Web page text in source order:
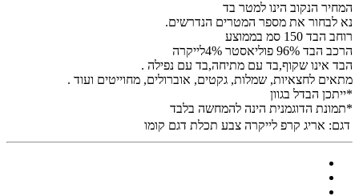
המחיר הנקוב הינו למטר בד
נא לבחור את מספר המטרים הנדרשים.
רוחב הבד 150 סמ בממוצע
הרכב הבד 96% פוליאסטר 4%לייקרה
הבד אינו שקוף,בד עם מתיחה,בד עם נפילה .
מתאים לחצאיות, שמלות, גקטים, אוברולים, מחוייטים ועוד .
*ייתכן הבדל בגוון
*תמונת הדוגמנית הינה להמחשה בלבד
דגם: אריג קרפ לייקרה צבע תכלת דגם קומו